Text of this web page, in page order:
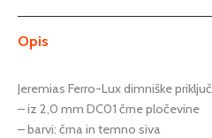
Opis
Jeremias Ferro-Lux dimniške
– iz 2,0 mm DC01 črne pločevine
– barvi: črna in temno siva